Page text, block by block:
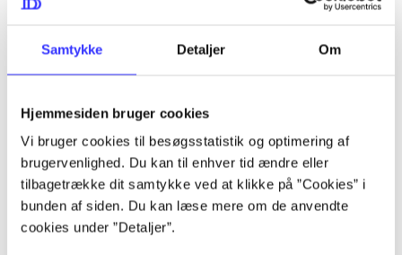
Samtykke Detaljer Om
Hjemmesiden bruger cookies
Vi bruger cookies til besøgsstatistik og optimering af
brugervenlighed. Du kan til enhver tid ændre eller
tilbagetrække dit samtykke ved at klikke på ”Cookies” i
bunden af siden. Du kan læse mere om de anvendte
cookies under ”Detaljer”.
lorem ipsum dolor sit amet ...
lorem ipsum dolor sit amet ...
lorem ipsum dolor sit amet ...
lorem ipsum dolor sit amet ...
lorem ipsum dolor sit amet ...
lorem ipsum dolor sit amet ...